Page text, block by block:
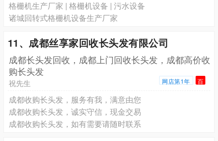
格栅机生产厂家 | 格栅机设备 | 污水设备
诸城回转式格栅机设备生产厂家
11、成都丝享家回收长头发有限公司
成都长头发回收，成都上门回收长头发，成都高价收
购长头发
祝先生 网店第1年 百
成都收购长头发，服务有我，满意由您
成都收购长头发，诚实守信，现金交易
成都收购长头发，如有需要请随时联系